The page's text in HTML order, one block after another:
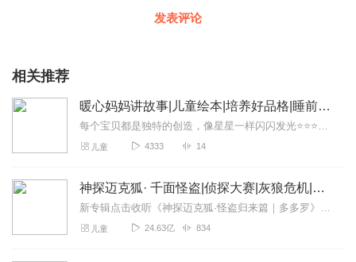
发表评论
相关推荐
暖心妈妈讲故事|儿童绘本|培养好品格|睡前故事
每个宝贝都是独特的创造，像星星一样闪闪发光⭐⭐⭐暖心妈妈盼望在你成长的路上，用温暖的声音陪伴你，用好的故事开启你……慢慢地，用你闪亮的眼睛去发现世界的美好，同时...
儿童 4333 14
神探迈克狐· 千面怪盗|侦探大赛|灰狼危机|多多罗
新专辑点击收听《神探迈克狐·怪盗归来篇｜多多罗》！！！>>>点击进入主播橱窗购买《神探迈克狐》系列图书吧!<<<多多罗故事【点击前往】收听多多罗其他好玩有趣的故...
儿童 24.63亿 834